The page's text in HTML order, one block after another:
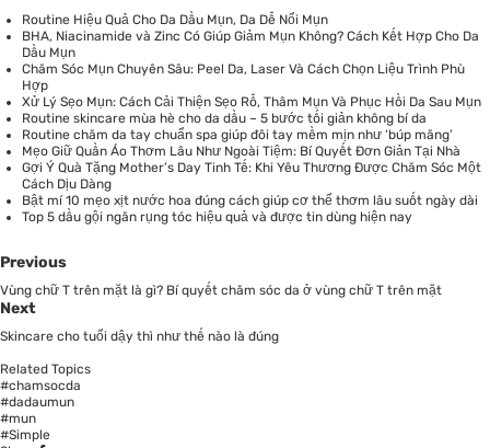
Routine Hiệu Quả Cho Da Dầu Mụn, Da Dễ Nổi Mụn
BHA, Niacinamide và Zinc Có Giúp Giảm Mụn Không? Cách Kết Hợp Cho Da
Dầu Mụn
Chăm Sóc Mụn Chuyên Sâu: Peel Da, Laser Và Cách Chọn Liệu Trình Phù
Hợp
Xử Lý Sẹo Mụn: Cách Cải Thiện Sẹo Rỗ, Thâm Mụn Và Phục Hồi Da Sau Mụn
Routine skincare mùa hè cho da dầu – 5 bước tối giản không bí da
Routine chăm da tay chuẩn spa giúp đôi tay mềm mịn như ‘búp măng’
Mẹo Giữ Quần Áo Thơm Lâu Như Ngoài Tiệm: Bí Quyết Đơn Giản Tại Nhà
Gợi Ý Quà Tặng Mother’s Day Tinh Tế: Khi Yêu Thương Được Chăm Sóc Một
Cách Dịu Dàng
Bật mí 10 mẹo xịt nước hoa đúng cách giúp cơ thể thơm lâu suốt ngày dài
Top 5 dầu gội ngăn rụng tóc hiệu quả và được tin dùng hiện nay
Previous
Vùng chữ T trên mặt là gì? Bí quyết chăm sóc da ở vùng chữ T trên mặt
Next
Skincare cho tuổi dậy thì như thế nào là đúng
Related Topics
#chamsocda
#dadaumun
#mun
#Simple